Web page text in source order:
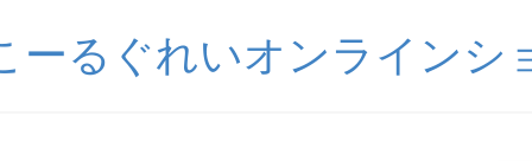
ーるぐれいオンラインシ